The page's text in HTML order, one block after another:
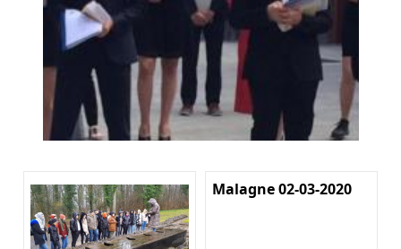
Malagne 02-03-2020